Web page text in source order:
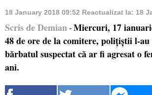
18 January 2018 09:52 Reactualizat la: 18
Scris de Demian - Miercuri, 17
48 de ore de la comitere, polițiștii l-
bărbatul suspectat că ar fi agresat o
ani.